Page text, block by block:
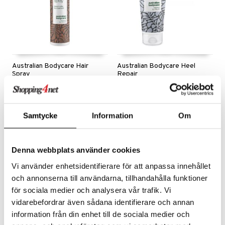
Samtycke Information Om
Denna webbplats använder cookies
Vi använder enhetsidentifierare för att anpassa innehållet
och annonserna till användarna, tillhandahålla funktioner
för sociala medier och analysera vår trafik. Vi
vidarebefordrar även sådana identifierare och annan
information från din enhet till de sociala medier och
Australian Bodycare Hair
Spray
AUSTRALIAN BODYCARE
Australian Bodycare Heel
Repair
AUSTRALIAN BODYCARE
Intensiv hælcreme med 25% urea til tørre, sprukne hæle